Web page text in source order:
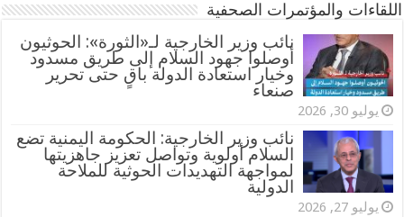
اللقاءات والمؤتمرات الصحفية
‏نائب وزير الخارجية لـ«الثورة»: الحوثيون
أوصلوا جهود السلام إلى طريق مسدود
وخيار استعادة الدولة باقٍ حتى تحرير
صنعاء
يوليو 30, 2026
نائب وزير الخارجية: الحكومة اليمنية تضع
السلام أولوية وتواصل تعزيز جاهزيتها
لمواجهة التهديدات الحوثية للملاحة
الدولية
يوليو 27, 2026